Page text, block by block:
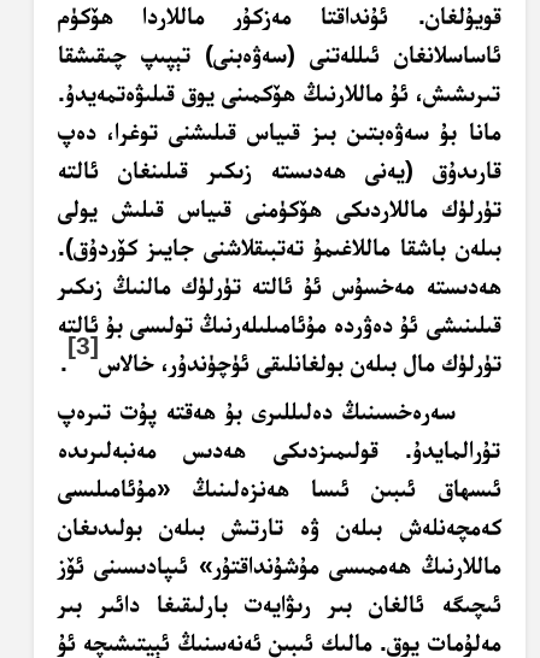
قويۇلغان. ئۇنداقتا مەزكۇر ماللاردا ھۆكۈم
ئاساسلانغان ئىللەتنى (سەۋەبنى) تېپىپ چىقىشقا
تىرىشىش، ئۇ ماللارنىڭ ھۆكمىنى يوق قىلىۋەتمەيدۇ.
مانا بۇ سەۋەبتىن بىز قىياس قىلىشنى توغرا، دەپ
قارىدۇق (يەنى ھەدىستە زىكىر قىلىنغان ئالتە
تۈرلۈك ماللاردىكى ھۆكۈمنى قىياس قىلىش يولى
بىلەن باشقا ماللاغىمۇ تەتبىقلاشنى جايىز كۆردۇق).
ھەدىستە مەخسۇس ئۇ ئالتە تۈرلۈك مالنىڭ زىكىر
قىلىنىشى ئۇ دەۋردە مۇئامىلىلەرنىڭ تولىسى بۇ ئالتە
تۈرلۈك مال بىلەن بولغانلىقى ئۈچۈندۇر، خالاس
[3]
.
سەرەخسىنىڭ دەلىللىرى بۇ ھەقتە پۇت تىرەپ
تۇرالمايدۇ. قولىمىزدىكى ھەدىس مەنبەلىرىدە
ئىسھاق ئىبىن ئىسا ھەنزەلىنىڭ «مۇئامىلىسى
كەمچەنلەش بىلەن ۋە تارتىش بىلەن بولىدىغان
ماللارنىڭ ھەممىسى مۇشۇنداقتۇر» ئىپادىسىنى ئۆز
ئىچىگە ئالغان بىر رىۋايەت بارلىقىغا دائىر بىر
مەلۇمات يوق. مالىك ئىبىن ئەنەسنىڭ ئېيتىشىچە ئۇ